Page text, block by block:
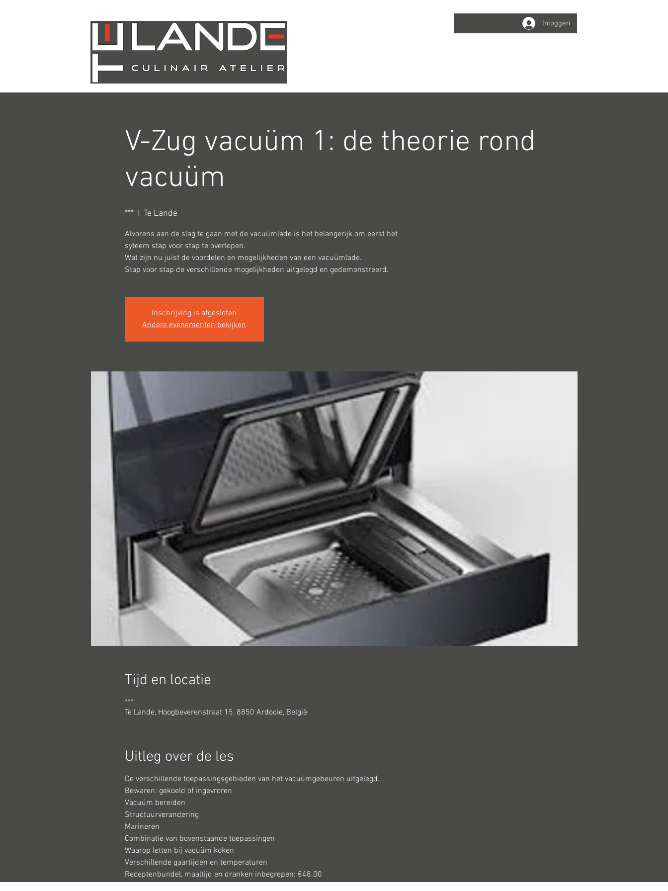
Inloggen
V-Zug vacuüm 1: de theorie rond
vacuüm
***
  |
Te Lande
Alvorens aan de slag te gaan met de vacuümlade is het belangerijk om eerst het
syteem stap voor stap te overlopen.
Wat zijn nu juist de voordelen en mogelijkheden van een vacuümlade.
Stap voor stap de verschillende mogelijkheden uitgelegd en gedemonstreerd.
Inschrijving is afgesloten
Andere evenementen bekijken
Tijd en locatie
***
Te Lande, Hoogbeverenstraat 15, 8850 Ardooie, België
Uitleg over de les
De verschillende toepassingsgebieden van het vacuümgebeuren uitgelegd.
Bewaren: gekoeld of ingevroren
Vacuüm bereiden
Structuurverandering
Marineren
Combinatie van bovenstaande toepassingen
Waarop letten bij vacuüm koken
Verschillende gaartijden en temperaturen
Receptenbundel, maaltijd en dranken inbegrepen: €48.00